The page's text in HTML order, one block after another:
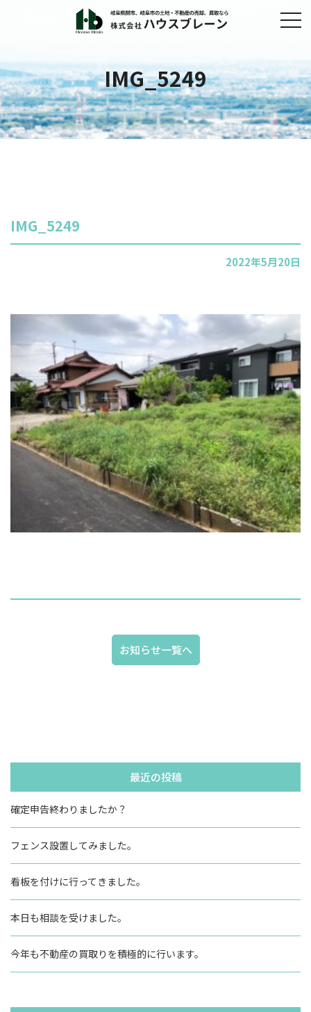
IMG_5249
IMG_5249
2022年5月20日
お知らせ一覧へ
最近の投稿
確定申告終わりましたか？
フェンス設置してみました。
看板を付けに行ってきました。
本日も相談を受けました。
今年も不動産の買取りを積極的に行います。